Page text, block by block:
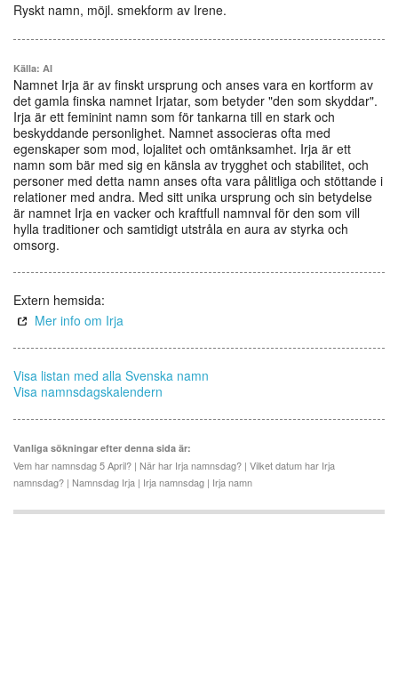
Ryskt namn, möjl. smekform av Irene.
Källa: AI
Namnet Irja är av finskt ursprung och anses vara en kortform av
det gamla finska namnet Irjatar, som betyder "den som skyddar".
Irja är ett feminint namn som för tankarna till en stark och
beskyddande personlighet. Namnet associeras ofta med
egenskaper som mod, lojalitet och omtänksamhet. Irja är ett
namn som bär med sig en känsla av trygghet och stabilitet, och
personer med detta namn anses ofta vara pålitliga och stöttande i
relationer med andra. Med sitt unika ursprung och sin betydelse
är namnet Irja en vacker och kraftfull namnval för den som vill
hylla traditioner och samtidigt utstråla en aura av styrka och
omsorg.
Extern hemsida:
Mer info om Irja
Visa listan med alla Svenska namn
Visa namnsdagskalendern
Vanliga sökningar efter denna sida är:
Vem har namnsdag 5 April? | När har Irja namnsdag? | Vilket datum har Irja
namnsdag? | Namnsdag Irja | Irja namnsdag | Irja namn